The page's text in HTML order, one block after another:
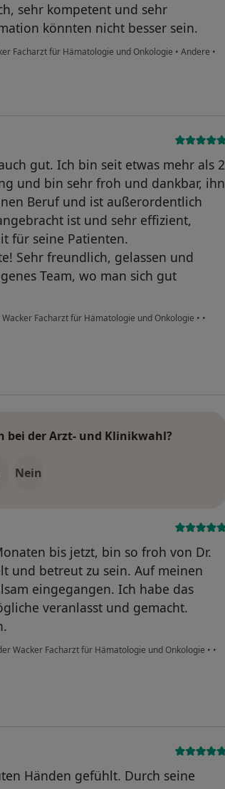
sehr kompetent und sehr
könnten nicht besser sein.
Facharzt für Hämatologie und Onkologie • Andere •
gut. Ich bin seit etwas mehr als 2
und bin sehr froh und dankbar, ihn
Beruf und ist außerordentlich
ist und sehr effizient,
für seine Patienten.
Sehr freundlich, gelassen und
Team, wo man sich gut
Wacker Facharzt für Hämatologie und Onkologie • •
bei der Arzt- und Klinikwahl?
Nein
bis jetzt, bin so froh von Dr.
und betreut zu sein. Auf meinen
eingegangen. Ich habe das
veranlasst und gemacht.
Wacker Facharzt für Hämatologie und Onkologie • •
Händen gefühlt. Durch seine